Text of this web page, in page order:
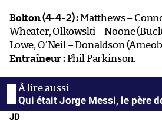
Bolton (4-4-2) :Matthews –
Wheater, Olkowski – Noone
Lowe, O’Neil – Donaldson
Entraîneur :Phil Parkinson.
Qui était Jorge Messi, le père
JD